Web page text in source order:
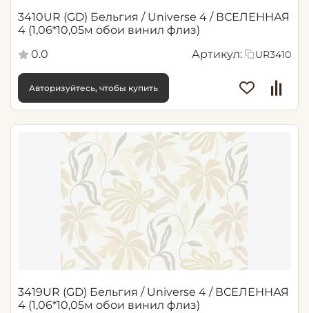
3410UR (GD) Бельгия / Universe 4 / ВСЕЛЕННАЯ
4 (1,06*10,05м обои винил флиз)
0.0
Артикул: UR3410
Авторизуйтесь, чтобы купить
3419UR (GD) Бельгия / Universe 4 / ВСЕЛЕННАЯ
4 (1,06*10,05м обои винил флиз)